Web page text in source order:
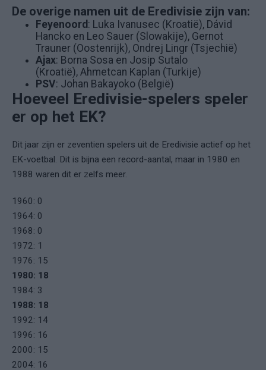
De overige namen uit de Eredivisie zijn van:
Feyenoord : Luka Ivanusec (Kroatië), Dávid
Hancko en Leo Sauer (Slowakije), Gernot
Trauner (Oostenrijk), Ondrej Lingr (Tsjechië)
Ajax: Borna Sosa en Josip Sutalo
(Kroatië), Ahmetcan Kaplan (Turkije)
PSV: Johan Bakayoko (België)
Hoeveel Eredivisie-spelers speler
er op het EK?
Dit jaar zijn er zeventien spelers uit de Eredivisie actief op het
EK-voetbal. Dit is bijna een record-aantal, maar in 1980 en
1988 waren dit er zelfs meer.
1960: 0
1964: 0
1968: 0
1972: 1
1976: 15
1980: 18
1984: 3
1988: 18
1992: 14
1996: 16
2000: 15
2004: 16